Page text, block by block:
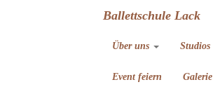
Ballettschule Lack
Über uns Studios
Event feiern Galerie